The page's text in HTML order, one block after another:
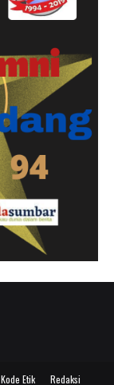
Kode Etik Redaksi